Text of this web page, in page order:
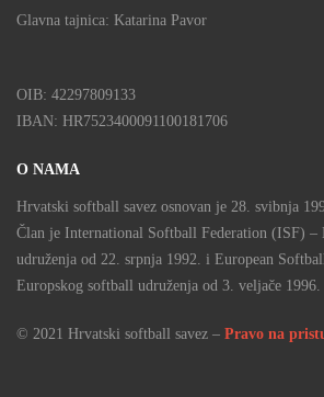
Glavna tajnica: Katarina Pavor
OIB: 42297809133
IBAN: HR7523400091100181706
O NAMA
Hrvatski softball savez osnovan je 28. svibnja
Član je International Softball Federation (ISF) –
udruženja od 22. srpnja 1992. i European
Europskog softball udruženja od 3. veljače 1996.
© 2021 Hrvatski softball savez – Pravo na